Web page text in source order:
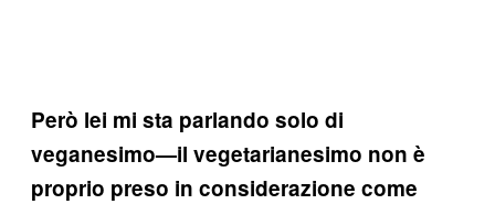
Però lei mi sta parlando solo di
veganesimo—il vegetarianesimo non è
proprio preso in considerazione come